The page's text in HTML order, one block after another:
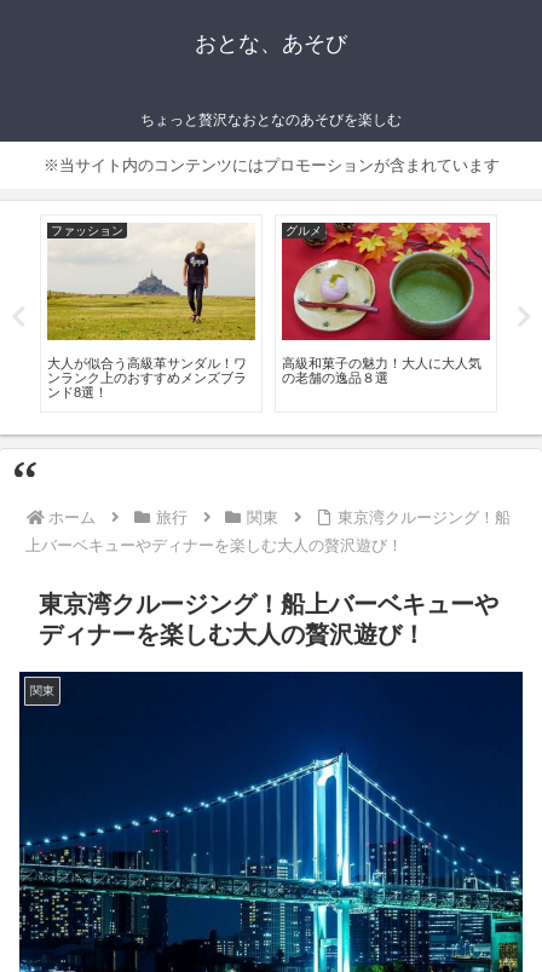
おとな、あそび
ちょっと贅沢なおとなのあそびを楽しむ
※当サイト内のコンテンツにはプロモーションが含まれています
ファッション
大人が似合う高級革サンダル！ワ
ンランク上のおすすめメンズブラ
ンド8選！
グルメ
高級和菓子の魅力！大人に大人気
の老舗の逸品８選
ホーム 旅行 関東
東京湾クルージング！船
上バーベキューやディナーを楽しむ大人の贅沢遊び！
東京湾クルージング！船上バーベキューや
ディナーを楽しむ大人の贅沢遊び！
関東